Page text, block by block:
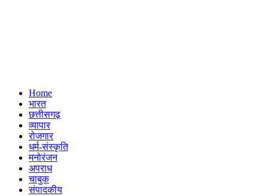
Home
भारत
छत्तीसगढ़
व्यापार
रोजगार
धर्म-संस्कृति
मनोरंजन
अपराध
चाबुक
संपादकीय